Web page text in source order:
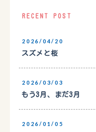
RECENT POST
2026/04/20
スズメと桜
2026/03/03
もう3月、まだ3月
2026/01/05